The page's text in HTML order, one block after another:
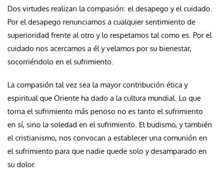
Dos virtudes realizan la compasión: el desapego y el cuidado.
Por el desapego renunciamos a cualquier sentimiento de
superioridad frente al otro y lo respetamos tal como es. Por el
cuidado nos acercamos a él y velamos por su bienestar,
socorriéndolo en el sufrimiento.
La compasión tal vez sea la mayor contribución ética y
espiritual que Oriente ha dado a la cultura mundial. Lo que
torna el sufrimiento más penoso no es tanto el sufrimiento
en sí, sino la soledad en el sufrimiento. El budismo, y también
el cristianismo, nos convocan a establecer una comunión en
el sufrimiento para que nadie quede solo y desamparado en
su dolor.